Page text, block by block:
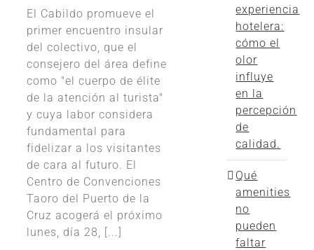
El Cabildo promueve el
primer encuentro insular
del colectivo, que el
consejero del área define
como "el cuerpo de élite
de la atención al turista"
y cuya labor considera
fundamental para
fidelizar a los visitantes
de cara al futuro. El
Centro de Convenciones
Taoro del Puerto de la
Cruz acogerá el próximo
lunes, día 28, [...]
experiencia
hotelera:
cómo el
olor
influye
en la
percepción
de
calidad.
Qué
amenities
no
pueden
faltar